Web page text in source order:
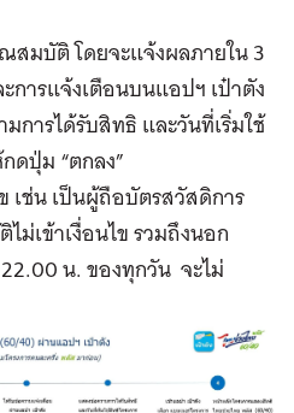
สมบัติ โดยจะแจ้งผลภายใน 3
การแจ้งเตือนบนแอปฯ เป๋าตัง
การได้รับสิทธิ และวันที่เริ่มใช้
ดปุ่ม “ตกลง”
เช่น เป็นผู้ถือบัตรสวัสดิการ
ม่เข้าเงื่อนไข รวมถึงนอก
น. ของทุกวัน จะไม่